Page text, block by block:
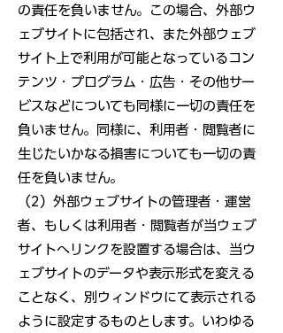
の責任を負いません。この場合、外部ウ
ェブサイトに包括され、また外部ウェブ
サイト上で利用が可能となっているコン
テンツ・プログラム・広告・その他サー
ビスなどについても同様に一切の責任を
負いません。同様に、利用者・閲覧者に
生じたいかなる損害についても一切の責
任を負いません。
（2）外部ウェブサイトの管理者・運営
者、もしくは利用者・閲覧者が当ウェブ
サイトへリンクを設置する場合は、当ウ
ェブサイトのデータや表示形式を変える
ことなく、別ウィンドウにて表示される
ように設定するものとします。いわゆる